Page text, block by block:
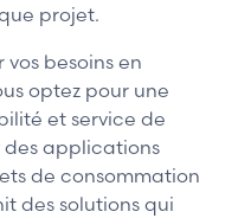
projet.
vos besoins en
optez pour une
et service de
des applications
de consommation
des solutions qui